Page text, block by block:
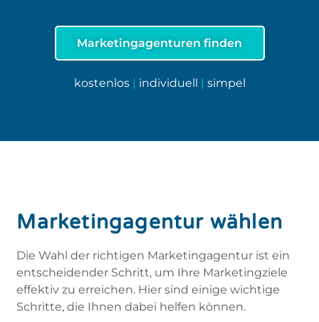
Marketingagenturen finden
kostenlos individuell simpel
Marketingagentur wählen
Die Wahl der richtigen Marketingagentur ist ein
entscheidender Schritt, um Ihre Marketingziele
effektiv zu erreichen. Hier sind einige wichtige
Schritte, die Ihnen dabei helfen können.